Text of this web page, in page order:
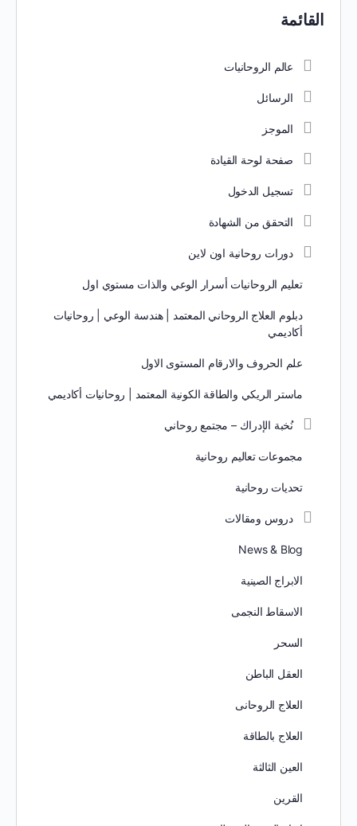
القائمة
عالم الروحانيات
الرسائل
الموجز
صفحة لوحة القيادة
تسجيل الدخول
التحقق من الشهادة
دورات روحانية اون لاين
تعليم الروحانيات أسرار الوعي والذات مستوي اول
دبلوم العلاج الروحاني المعتمد | هندسة الوعي | روحانيات
أكاديمي
علم الحروف والارقام المستوى الاول
ماستر الريكي والطاقة الكونية المعتمد | روحانيات أكاديمي
نُخبة الإدراك – مجتمع روحاني
مجموعات تعاليم روحانية
تحديات روحانية
دروس ومقالات
News & Blog
الابراج الصينية
الاسقاط النجمى
السحر
العقل الباطن
العلاج الروحانى
العلاج بالطاقة
العين الثالثة
القرين